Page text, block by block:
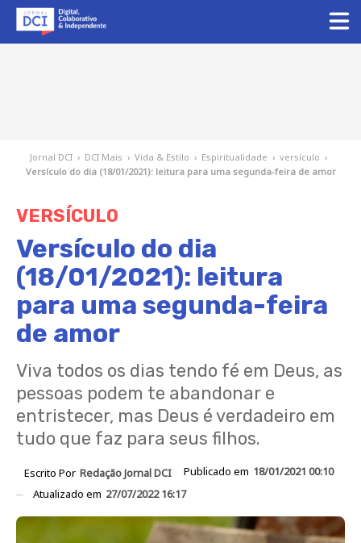
Jornal DCI › DCI Mais › Vida & Estilo › Espiritualidade › versículo ›
Versículo do dia (18/01/2021): leitura para uma segunda-feira de amor
VERSÍCULO
Versículo do dia
(18/01/2021): leitura
para uma segunda-feira
de amor
Viva todos os dias tendo fé em Deus, as
pessoas podem te abandonar e
entristecer, mas Deus é verdadeiro em
tudo que faz para seus filhos.
Escrito Por Redação Jornal DCI Publicado em 18/01/2021 00:10
Atualizado em 27/07/2022 16:17